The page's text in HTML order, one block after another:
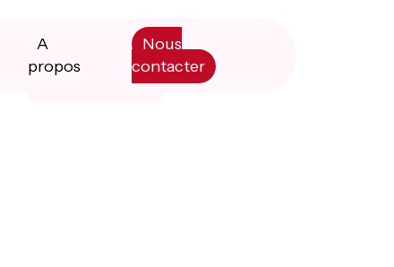
A
propos
Nous
contacter